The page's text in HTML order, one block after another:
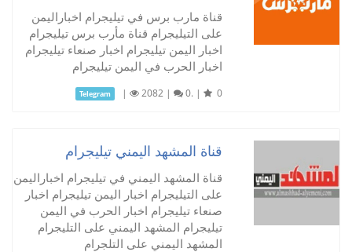
قناة مارب برس في تيليجرام اخباراليمن
على التيليجرام قناة مأرب برس تيليجرام
اخبار اليمن تيليجرام اخبار صنعاء تيليجرام
اخبار الحرب في اليمن تيليجرام
Telegram | 2082 | 0. | 0
قناة المشهد اليمني تيليجرام
قناة المشهد اليمني في تيليجرام اخباراليمن
على التيليجرام اخبار اليمن تيليجرام اخبار
صنعاء تيليجرام اخبار الحرب في اليمن
تيليجرام المشهد اليمني على التليجرام
المشهد اليمني على التلجرام